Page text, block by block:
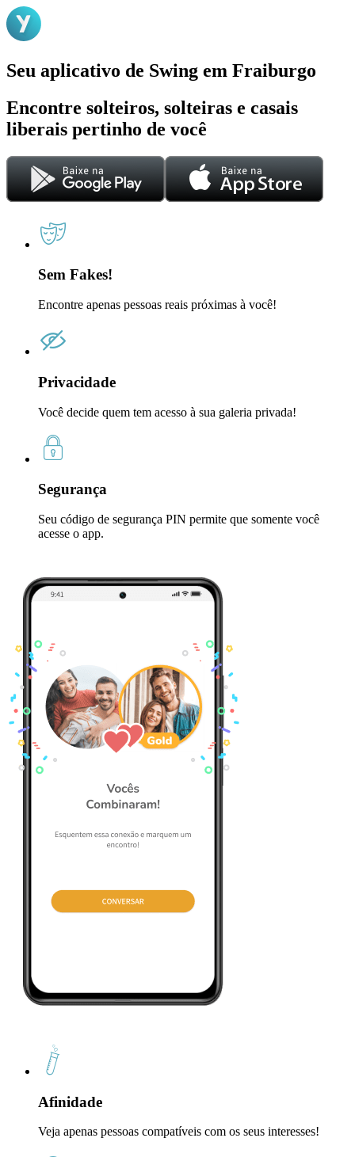
Seu aplicativo de Swing em Fraiburgo
Encontre solteiros, solteiras e casais
liberais pertinho de você
Sem Fakes!
Encontre apenas pessoas reais próximas à você!
Privacidade
Você decide quem tem acesso à sua galeria privada!
Segurança
Seu código de segurança PIN permite que somente você
acesse o app.
Afinidade
Veja apenas pessoas compatíveis com os seus interesses!